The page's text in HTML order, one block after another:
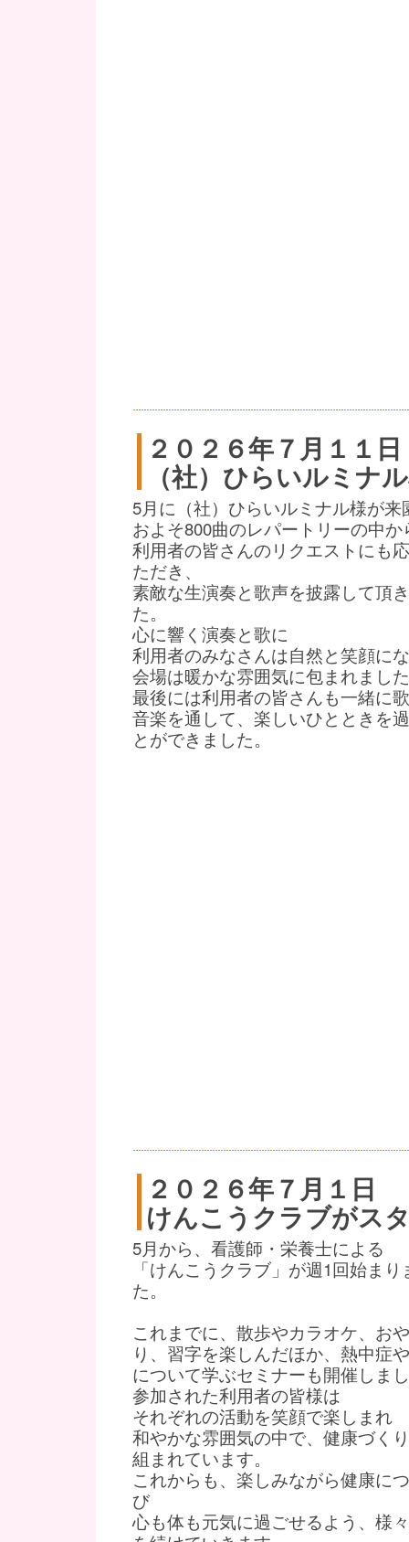
２０２６年７月１１日
（社）ひらいルミナ
5月に（社）ひらいルミナル様が来
およそ800曲のレパートリーの中か
利用者の皆さんのリクエストにも
ただき、
素敵な生演奏と歌声を披露して頂
た。
心に響く演奏と歌に
利用者のみなさんは自然と笑顔に
会場は暖かな雰囲気に包まれまし
最後には利用者の皆さんも一緒に
音楽を通して、楽しいひとときを
とができました。
２０２６年７月１日
けんこうクラブがス
5月から、看護師・栄養士による
「けんこうクラブ」が週1回始まり
た。
これまでに、散歩やカラオケ、お
り、習字を楽しんだほか、熱中症
について学ぶセミナーも開催しま
参加された利用者の皆様は
それぞれの活動を笑顔で楽しまれ
和やかな雰囲気の中で、健康づく
組まれています。
これからも、楽しみながら健康に
び
心も体も元気に過ごせるよう、様